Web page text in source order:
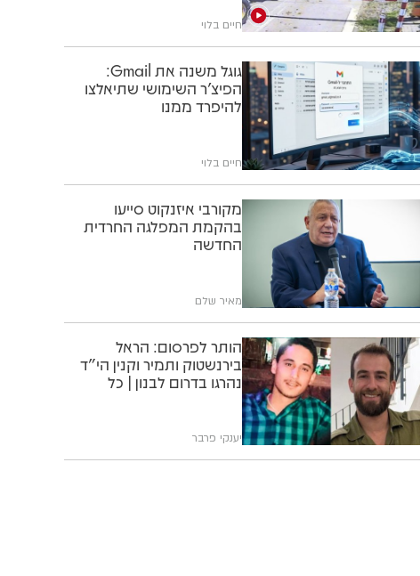
חיים בלוי
גוגל משנה את Gmail:
הפיצ'ר השימושי שתיאלצו
להיפרד ממנו
חיים בלוי
מקורבי איזנקוט סייעו
בהקמת המפלגה החרדית
החדשה
מאיר שלם
הותר לפרסום: הראל
בירנשטוק ותמיר וקנין הי"ד
נהרגו בדרום לבנון | כל
יענקי פרבר